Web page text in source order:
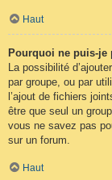
Haut
Pourquoi ne puis-je
La possibilité
par groupe, ou par
l’ajout de fichiers
être que seul un
vous ne savez pas
sur un forum.
Haut